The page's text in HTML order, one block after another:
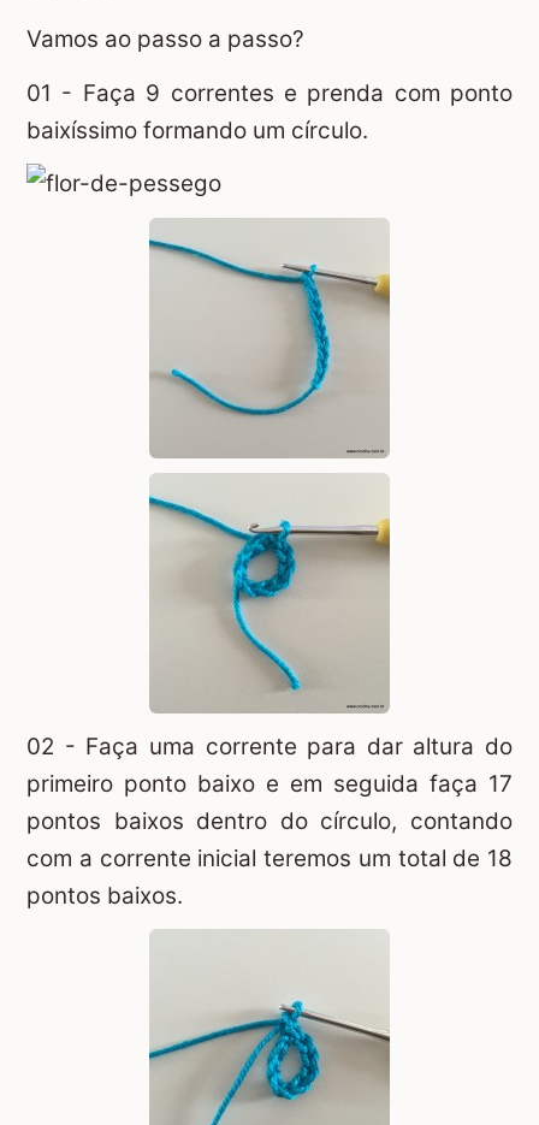
Vamos ao passo a passo?
01 - Faça 9 correntes e prenda com ponto
baixíssimo formando um círculo.
02 - Faça uma corrente para dar altura do
primeiro ponto baixo e em seguida faça 17
pontos baixos dentro do círculo, contando
com a corrente inicial teremos um total de 18
pontos baixos.